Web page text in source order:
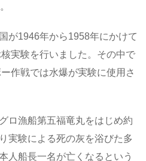
が1946年から1958年にかけて
実験を行いました。その中で
作戦では水爆が実験に使用さ
ロ漁船第五福竜丸をはじめ約
実験による死の灰を浴びた多
人船長一名が亡くなるという